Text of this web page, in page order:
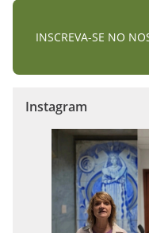
INSCREVA-SE NO
Instagram